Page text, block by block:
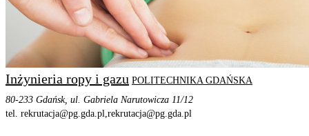
Inżynieria ropy i gazu POLITECHNIKA GDAŃSKA
80-233 Gdańsk, ul. Gabriela Narutowicza 11/12
tel. rekrutacja@pg.gda.pl, rekrutacja@pg.gda.pl